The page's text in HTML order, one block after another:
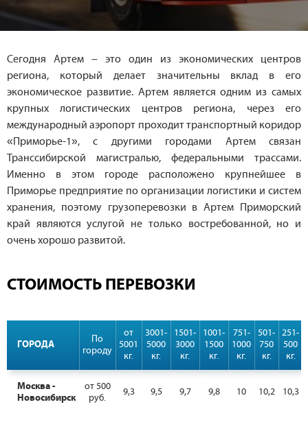
Сегодня Артем – это один из экономических центров
региона, который делает значительны вклад в его
экономическое развитие. Артем является одним из самых
крупных логистических центров региона, через его
международный аэропорт проходит транспортный коридор
«Приморье-1», с другими городами Артем связан
Транссибирской магистралью, федеральными трассами.
Именно в этом городе расположено крупнейшее в
Приморье предприятие по организации логистики и систем
хранения, поэтому грузоперевозки в Артем Приморский
край являются услугой не только востребованной, но и
очень хорошо развитой.
СТОИМОСТЬ ПЕРЕВОЗКИ
ГОРОДА
По
городу
от
5001
кг.
3001-
5000
кг.
1501-
3000
кг.
1001-
1500
кг.
751-
1000
кг.
501-
750
кг.
251-
500
кг.
Москва -
Новосибирск
от 500
руб.
9,3 9,5 9,7 9,8 10 10,2 10,3